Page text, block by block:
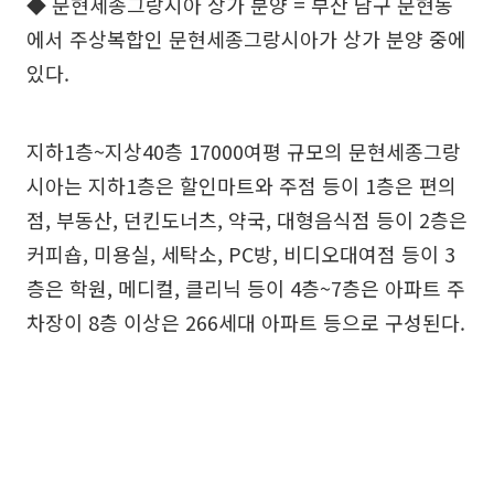
에서 주상복합인 문현세종그랑시아가 상가 분양 중에
있다.
지하1층~지상40층 17000여평 규모의 문현세종그랑
시아는 지하1층은 할인마트와 주점 등이 1층은 편의
점, 부동산, 던킨도너츠, 약국, 대형음식점 등이 2층은
커피숍, 미용실, 세탁소, PC방, 비디오대여점 등이 3
층은 학원, 메디컬, 클리닉 등이 4층~7층은 아파트 주
차장이 8층 이상은 266세대 아파트 등으로 구성된다.